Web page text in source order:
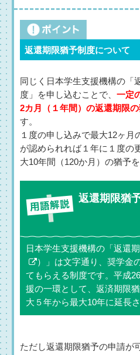
返還期限猶予制度について
同じく日本学生支援機構の「
度」を申し込むことで、 一定
2カ月（１年間）の返還期限
す。
１度の申し込みで最大12ヶ月
が認められれば１年に１度の
大10年間（120か月）の猶予
返還期限猶
日本学生支援機構の「返還
）」は文字通り、奨学金
てもらえる制度です。平成
援の一環として、返済期限
大５年から最大10年に延長さ
ただし返還期限猶予の申請が